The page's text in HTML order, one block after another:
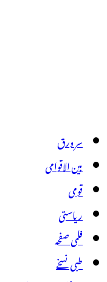
سر ورق
بین الاقوامی
قومی
ریاستی
فلمی صفحہ
طبی نسخے